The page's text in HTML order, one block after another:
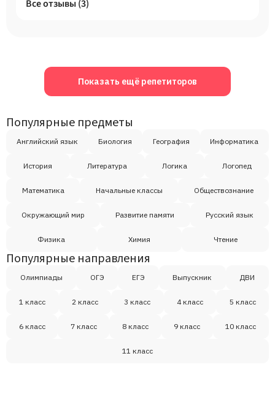
Все отзывы (3)
Показать ещё репетиторов
Популярные предметы
Английский язык Биология География Информатика
История Литература Логика Логопед
Математика Начальные классы Обществознание
Окружающий мир Развитие памяти Русский язык
Физика Химия Чтение
Популярные направления
Олимпиады ОГЭ ЕГЭ Выпускник ДВИ
1 класс 2 класс 3 класс 4 класс 5 класс
6 класс 7 класс 8 класс 9 класс 10 класс
11 класс